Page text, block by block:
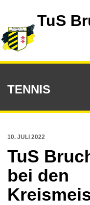
TuS
TENNIS
10. JULI 2022
TuS
bei den